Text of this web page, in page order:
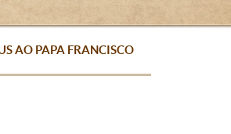
AO PAPA FRANCISCO